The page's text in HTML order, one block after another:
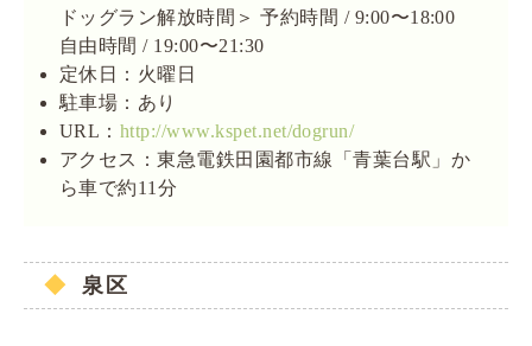
ドッグラン解放時間＞ 予約時間 / 9:00〜18:00
自由時間 / 19:00〜21:30
定休日：火曜日
駐車場：あり
URL： http://www.kspet.net/dogrun/
アクセス：東急電鉄田園都市線「青葉台駅」か
ら車で約11分
泉区